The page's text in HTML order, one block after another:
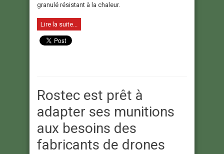
granulé résistant à la chaleur.
Lire la suite...
Rostec est prêt à
adapter ses munitions
aux besoins des
fabricants de drones